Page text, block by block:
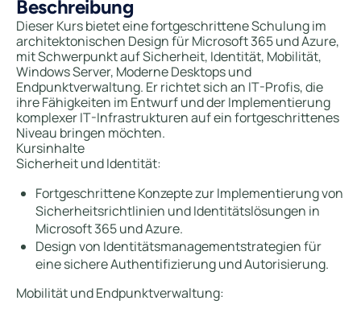
Beschreibung
Dieser Kurs bietet eine fortgeschrittene Schulung im
architektonischen Design für Microsoft 365 und Azure,
mit Schwerpunkt auf Sicherheit, Identität, Mobilität,
Windows Server, Moderne Desktops und
Endpunktverwaltung. Er richtet sich an IT-Profis, die
ihre Fähigkeiten im Entwurf und der Implementierung
komplexer IT-Infrastrukturen auf ein fortgeschrittenes
Niveau bringen möchten.
Kursinhalte
Sicherheit und Identität:
Fortgeschrittene Konzepte zur Implementierung von
Sicherheitsrichtlinien und Identitätslösungen in
Microsoft 365 und Azure.
Design von Identitätsmanagementstrategien für
eine sichere Authentifizierung und Autorisierung.
Mobilität und Endpunktverwaltung: